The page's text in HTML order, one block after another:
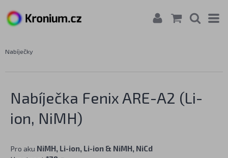
Nabíječky
Nabíječka Fenix ARE-A2 (Li-
ion, NiMH)
Pro aku NiMH, Li-ion, Li-ion & NiMH, NiCd